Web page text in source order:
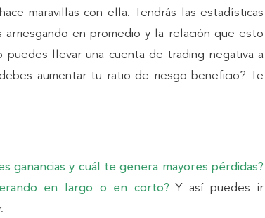
maravillas con ella. Tendrás las estadísticas
en promedio y la relación que esto
llevar una cuenta de trading negativa a
aumentar tu ratio de riesgo-beneficio? Te
ganancias y cuál te genera mayores pérdidas?
en largo o en corto?
Y así puedes ir